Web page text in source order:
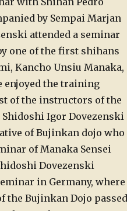
by Sempai Marjan
attended a seminar
one of the first shihans
Kancho Unsiu Manaka,
enjoyed the training
of the instructors of the
Igor Dovezenski
of Bujinkan dojo who
of Manaka Sensei
Dovezenski
in Germany, where
the Bujinkan Dojo passed